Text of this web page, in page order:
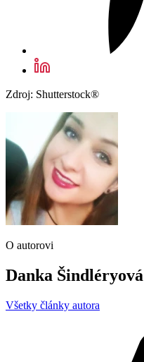
Zdroj: Shutterstock®
O autorovi
Danka Šindléryová
Všetky články autora